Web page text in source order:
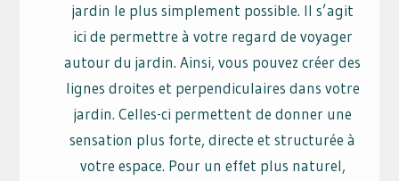
jardin le plus simplement possible. Il s’agit
ici de permettre à votre regard de voyager
autour du jardin. Ainsi, vous pouvez créer des
lignes droites et perpendiculaires dans votre
jardin. Celles-ci permettent de donner une
sensation plus forte, directe et structurée à
votre espace. Pour un effet plus naturel,